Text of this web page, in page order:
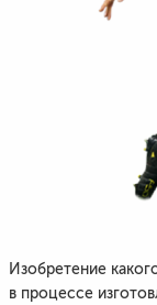
Изобретение
в процессе